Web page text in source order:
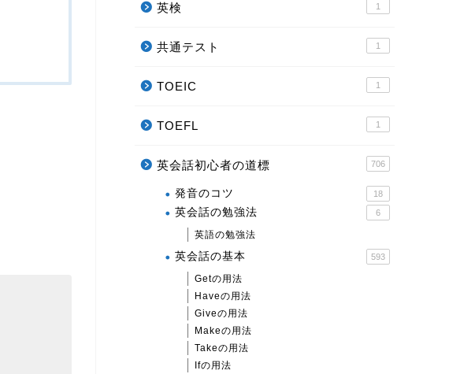
英検 1
共通テスト 1
TOEIC 1
TOEFL 1
英会話初心者の道標 706
発音のコツ 18
英会話の勉強法 6
英語の勉強法
英会話の基本 593
Getの用法
Haveの用法
Giveの用法
Makeの用法
Takeの用法
Ifの用法